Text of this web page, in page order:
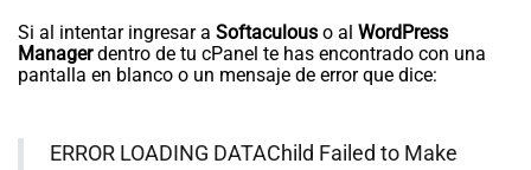
Si al intentar ingresar a Softaculous o al WordPress
Managerdentro de tu cPanel te has encontrado con una
pantalla en blanco o un mensaje de error que dice:
ERROR LOADING DATAChild Failed to Make